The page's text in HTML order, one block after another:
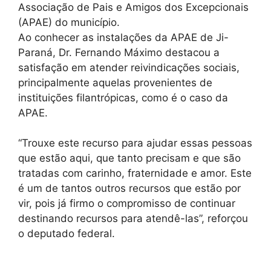
Associação de Pais e Amigos dos Excepcionais
(APAE) do município.
Ao conhecer as instalações da APAE de Ji-
Paraná, Dr. Fernando Máximo destacou a
satisfação em atender reivindicações sociais,
principalmente aquelas provenientes de
instituições filantrópicas, como é o caso da
APAE.
“Trouxe este recurso para ajudar essas pessoas
que estão aqui, que tanto precisam e que são
tratadas com carinho, fraternidade e amor. Este
é um de tantos outros recursos que estão por
vir, pois já firmo o compromisso de continuar
destinando recursos para atendê-las”, reforçou
o deputado federal.